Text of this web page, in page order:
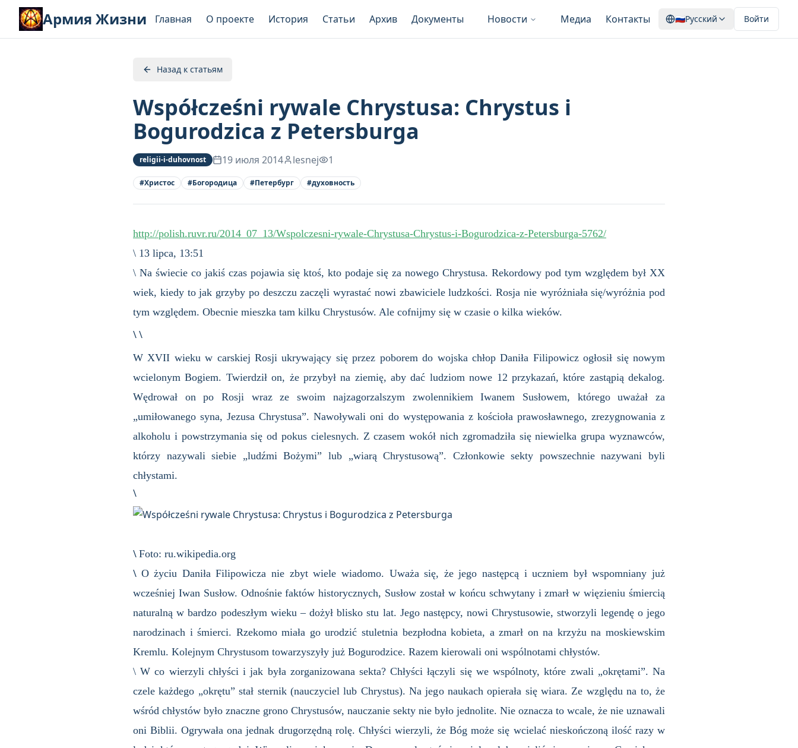
Армия Жизни Главная О проекте История Статьи Архив Документы Новости Медиа Контакты 🇷🇺Русский Войти
Назад к статьям
Współcześni rywale Chrystusa: Chrystus i
Bogurodzica z Petersburga
religii-i-duhovnost 19 июля 2014 lesnej 1
#Христос #Богородица #Петербург #духовность
http://polish.ruvr.ru/2014_07_13/Wspolczesni-rywale-Chrystusa-Chrystus-i-Bogurodzica-z-Petersburga-5762/
\ 13 lipca, 13:51
\ Na świecie co jakiś czas pojawia się ktoś, kto podaje się za nowego Chrystusa. Rekordowy pod tym względem był XX
wiek, kiedy to jak grzyby po deszczu zaczęli wyrastać nowi zbawiciele ludzkości. Rosja nie wyróżniała się/wyróżnia pod
tym względem. Obecnie mieszka tam kilku Chrystusów. Ale cofnijmy się w czasie o kilka wieków.
\ \
W XVII wieku w carskiej Rosji ukrywający się przez poborem do wojska chłop Daniła Filipowicz ogłosił się nowym
wcielonym Bogiem. Twierdził on, że przybył na ziemię, aby dać ludziom nowe 12 przykazań, które zastąpią dekalog.
Wędrował on po Rosji wraz ze swoim najzagorzalszym zwolennikiem Iwanem Susłowem, którego uważał za
„umiłowanego syna, Jezusa Chrystusa”. Nawoływali oni do występowania z kościoła prawosławnego, zrezygnowania z
alkoholu i powstrzymania się od pokus cielesnych. Z czasem wokół nich zgromadziła się niewielka grupa wyznawców,
którzy nazywali siebie „ludźmi Bożymi” lub „wiarą Chrystusową”. Członkowie sekty powszechnie nazywani byli
chłystami.
\
\ Foto: ru.wikipedia.org
\ O życiu Daniła Filipowicza nie zbyt wiele wiadomo. Uważa się, że jego następcą i uczniem był wspomniany już
wcześniej Iwan Susłow. Odnośnie faktów historycznych, Susłow został w końcu schwytany i zmarł w więzieniu śmiercią
naturalną w bardzo podeszłym wieku – dożył blisko stu lat. Jego następcy, nowi Chrystusowie, stworzyli legendę o jego
narodzinach i śmierci. Rzekomo miała go urodzić stuletnia bezpłodna kobieta, a zmarł on na krzyżu na moskiewskim
Kremlu. Kolejnym Chrystusom towarzyszyły już Bogurodzice. Razem kierowali oni wspólnotami chłystów.
\ W co wierzyli chłyści i jak była zorganizowana sekta? Chłyści łączyli się we wspólnoty, które zwali „okrętami”. Na
czele każdego „okrętu” stał sternik (nauczyciel lub Chrystus). Na jego naukach opierała się wiara. Ze względu na to, że
wśród chłystów było znaczne grono Chrystusów, nauczanie sekty nie było jednolite. Nie oznacza to wcale, że nie uznawali
oni Biblii. Ogrywała ona jednak drugorzędną rolę. Chłyści wierzyli, że Bóg może się wcielać nieskończoną ilość razy w